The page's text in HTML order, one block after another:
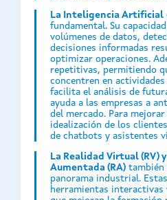
La Inteligencia Artificial
fundamental. Su
volúmenes de datos,
decisiones informadas
optimizar operaciones.
repetitivas, permitiendo
concentren en
facilita el análisis de
ayuda a las empresas a
del mercado. Para
idealización de los
de chatbots y asistentes
La Realidad Virtual (RV)
Aumentada (RA)también
panorama industrial.
herramientas